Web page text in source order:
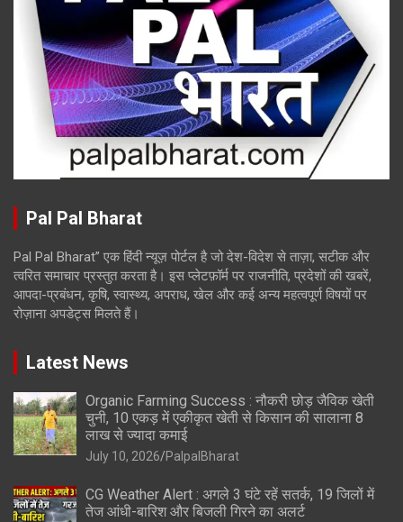
Pal Pal Bharat
Pal Pal Bharat” एक हिंदी न्यूज़ पोर्टल है जो देश-विदेश से ताज़ा, सटीक और
त्वरित समाचार प्रस्तुत करता है। इस प्लेटफ़ॉर्म पर राजनीति, प्रदेशों की खबरें,
आपदा-प्रबंधन, कृषि, स्वास्थ्य, अपराध, खेल और कई अन्य महत्वपूर्ण विषयों पर
रोज़ाना अपडेट्स मिलते हैं।
Latest News
Organic Farming Success : नौकरी छोड़ जैविक खेती
चुनी, 10 एकड़ में एकीकृत खेती से किसान की सालाना 8
लाख से ज्यादा कमाई
July 10, 2026 PalpalBharat
CG Weather Alert : अगले 3 घंटे रहें सतर्क, 19 जिलों में
तेज आंधी-बारिश और बिजली गिरने का अलर्ट